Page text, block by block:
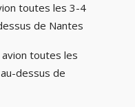
toutes les 3-4
de Nantes
avion toutes les
dessus de